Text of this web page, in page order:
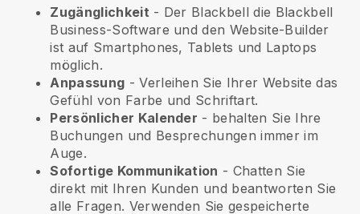
Zugänglichkeit - Der Blackbell die Blackbell
Business-Software und den Website-Builder
ist auf Smartphones, Tablets und Laptops
möglich.
Anpassung - Verleihen Sie Ihrer Website das
Gefühl von Farbe und Schriftart.
Persönlicher Kalender - behalten Sie Ihre
Buchungen und Besprechungen immer im
Auge.
Sofortige Kommunikation - Chatten Sie
direkt mit Ihren Kunden und beantworten Sie
alle Fragen. Verwenden Sie gespeicherte